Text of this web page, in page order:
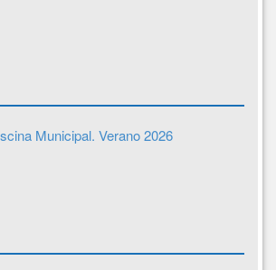
Municipal. Verano 2026